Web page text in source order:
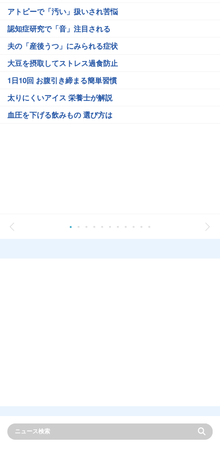
アトピーで「汚い」扱いされ苦悩
認知症研究で「音」注目される
夫の「産後うつ」にみられる症状
大豆を摂取してストレス過食防止
1日10回 お腹引き締まる簡単習慣
太りにくいアイス 栄養士が解説
血圧を下げる飲みもの 選び方は